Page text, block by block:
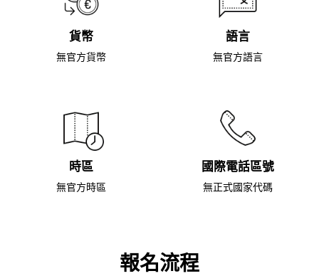
貨幣
無官方貨幣
語言
無官方語言
時區
無官方時區
國際電話區號
無正式國家代碼
報名流程